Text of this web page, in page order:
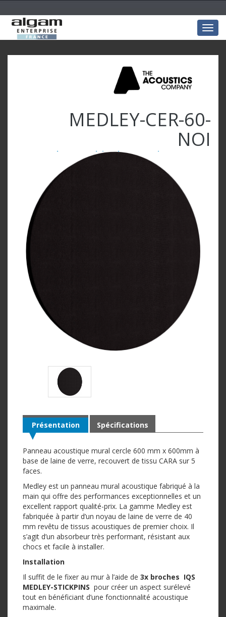
MEDLEY-CER-60-
NOI
Cercle 60x60x4 laine de verre Noir
Présentation
Panneau acoustique mural cercle 600 mm x 600mm à
base de laine de verre, recouvert de tissu CARA sur 5
faces.
Medley est un panneau mural acoustique fabriqué à la
main qui offre des performances exceptionnelles et un
excellent rapport qualité-prix. La gamme Medley est
fabriquée à partir d’un noyau de laine de verre de 40
mm revêtu de tissus acoustiques de premier choix. Il
s’agit d’un absorbeur très performant, résistant aux
chocs et facile à installer.
Installation
Il suffit de le fixer au mur à l’aide de 3x broches IQS
MEDLEY-STICKPINS pour créer un aspect surélevé
tout en bénéficiant d’une fonctionnalité acoustique
maximale.
Spécifications